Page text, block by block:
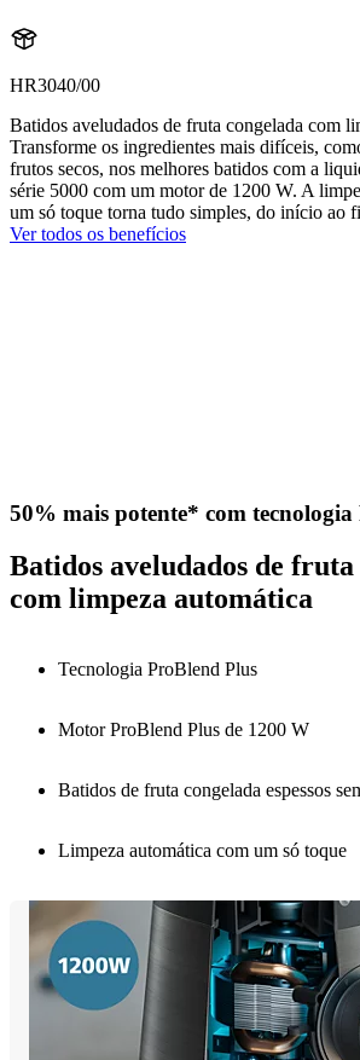
HR3040/00
Batidos aveludados de fruta congelada com
Transforme os ingredientes mais difíceis,
frutos secos, nos melhores batidos com a
série 5000 com um motor de 1200 W. A
um só toque torna tudo simples, do início ao
Ver todos os benefícios
50% mais potente* com
Batidos aveludados de fruta
com limpeza automática
Tecnologia ProBlend Plus
Motor ProBlend Plus de 1200 W
Batidos de fruta congelada espessos
Limpeza automática com um só toque